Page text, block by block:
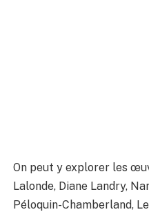
On peut y explorer les
Lalonde, Diane Landry,
Péloquin-Chamberland,